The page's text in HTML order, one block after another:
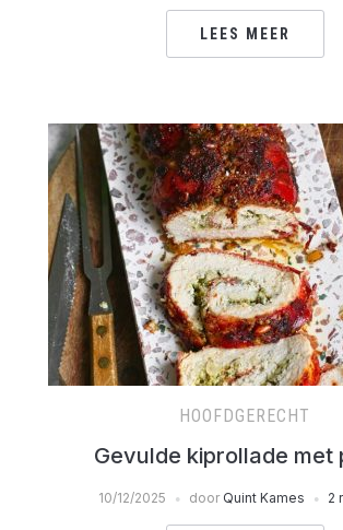
LEES MEER
HOOFDGERECHT
Gevulde kiprollade met
10/12/2025 door Quint Kames 2